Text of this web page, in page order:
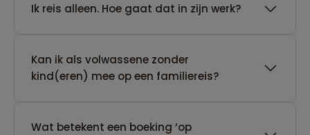
​Ik reis alleen. Hoe gaat dat in zijn werk?
Kan ik als volwassene zonder
kind(eren) mee op een familiereis?
Wat betekent een boeking ‘op